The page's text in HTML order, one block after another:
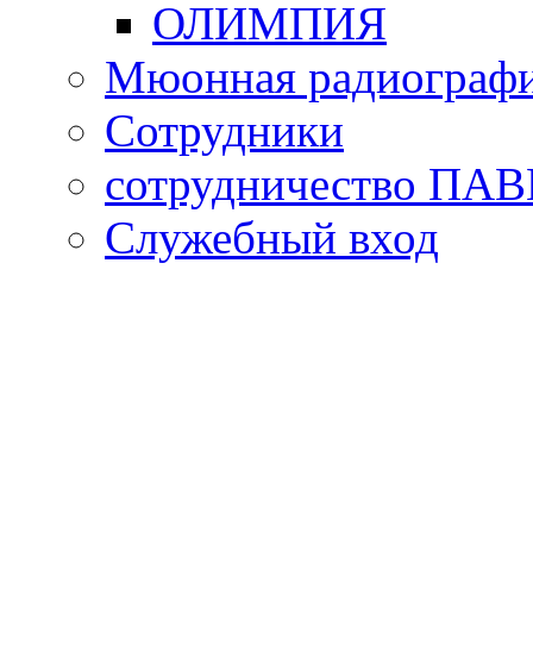
ОЛИМПИЯ
Мюонная
Сотрудники
сотрудничество
Cлужебный вход